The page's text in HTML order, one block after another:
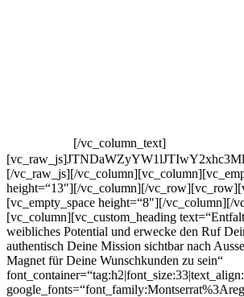
[/vc_column_text]
[/vc_raw_js][/
height=“13″][/vc_column][/
[vc_empty_space height=“8″][/vc_column][/
[vc_column][vc_custom_heading
weibliches Potential und erwecke den Ruf
authentisch Deine Mission sichtbar nach
Magnet für Deine Wunschkunden zu sein“